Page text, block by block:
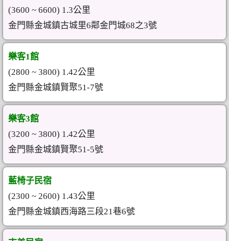
(3600 ~ 6600) 1.3公里
金門縣金城鎮古城里6鄰金門城68之3號
樂客1館
(2800 ~ 3800) 1.42公里
金門縣金城鎮賢聚51-7號
樂客3館
(3200 ~ 3800) 1.42公里
金門縣金城鎮賢聚51-5號
藍椅子民宿
(2300 ~ 2600) 1.43公里
金門縣金城鎮西海路三段21巷6號